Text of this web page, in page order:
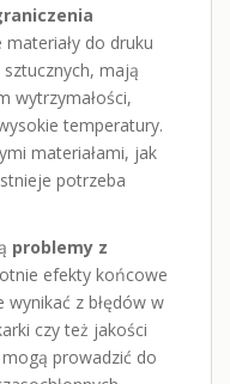
do druku
mają
wytrzymałości,
temperatury.
materiałami, jak
potrzeba
problemy z
efekty końcowe
wynikać z błędów w
czy też jakości
prowadzić do